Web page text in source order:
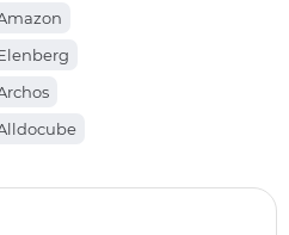
Mobile Tab A1010 Neo 64
Legion Y700
Muze PMT3231
Yoga Smart Tab YT-X705
P85T